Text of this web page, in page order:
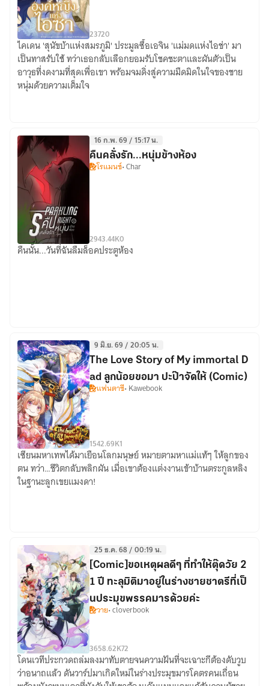
องค์
หญิง
แห่ง
ไอซา
23720
ไคเดน 'สุนัขบ้าแห่งสมรภูมิ' ประมูลซื้อเอจิน 'แม่มดแห่งไอช่า' มา
เป็นทาสรับใช้ ทว่าเธอกลับเลือกยอมรับโชคชะตาและผันตัวเป็น
อาวุธที่งดงามที่สุดเพื่อเขา พร้อมจมดิ่งสู่ความมืดมิดในใจของชาย
หนุ่มด้วยความเต็มใจ
คืน
16 ก.พ. 69 / 15:17 น.
คืนคลั่งรัก...หนุ่มข้างห้อง
โรแมนซ์• Char
2943.44K0
คืนนั้น...วันที่ฉันลืมล็อคประตูห้อง
The
Love
Story
Dad
ลูก
น้อย
ขอมา
ปะ
ป๊า
จัด
ให้
(Comic)
9 มิ.ย. 69 / 20:05 น.
The Love Story of My immortal D
ad ลูกน้อยขอมา ปะป๊าจัดให้ (Comic)
แฟนตาซี• Kawebook
1542.69K1
เซียนมหาเทพได้มาเยือนโลกมนุษย์ หมายตามหาแม่แท้ๆ ให้ลูกของ
ตน ทว่า…ชีวิตกลับพลิกผัน เมื่อเขาต้องแต่งงานเข้าบ้านตระกูลหลิง
ในฐานะลูกเขยแมงดา!
[Comic]ขอ
เหตุผล
25 ธ.ค. 68 / 00:19 น.
[Comic]ขอเหตุผลดีๆ ที่ทำให้ตุ๊ดวัย 2
1 ปี ทะลุมิติมาอยู่ในร่างชายชาตรีที่เป็
นประมุขพรรคมารด้วยค่ะ
วาย• cloverbook
3658.62K72
โดนเวทีประกวดถล่มลงมาทับตายจนความฝันที่จะเฉาะกีต้องดับวูบ
ว่าอนาถแล้ว ดันวาร์ปมาเกิดใหม่ในร่างประมุขมารโคตรคนเถื่อน